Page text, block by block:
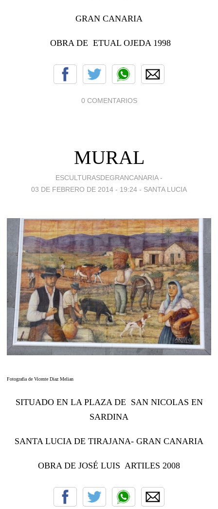
GRAN CANARIA
OBRA DE ETUAL OJEDA 1998
0 COMENTARIOS
MURAL
ESCULTURASDEGRANCANARIA -
03 DE FEBRERO DE 2014 - 19:24 - SANTA LUCIA
Fotografia de Vicente Diaz Melian
SITUADO EN LA PLAZA DE SAN NICOLAS EN
SARDINA
SANTA LUCIA DE TIRAJANA- GRAN CANARIA
OBRA DE JOSÉ LUIS ARTILES 2008